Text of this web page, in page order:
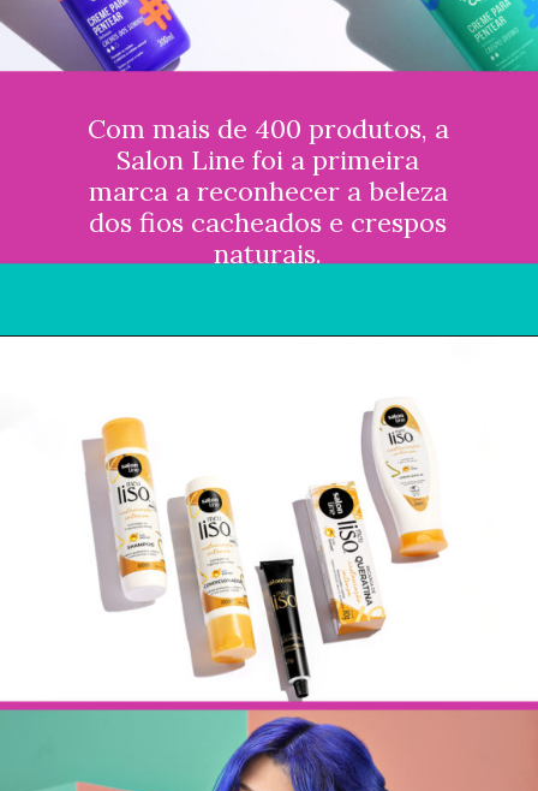
Com mais de 400 produtos, a
Salon Line foi a primeira
marca a reconhecer a beleza
dos fios cacheados e crespos
naturais.